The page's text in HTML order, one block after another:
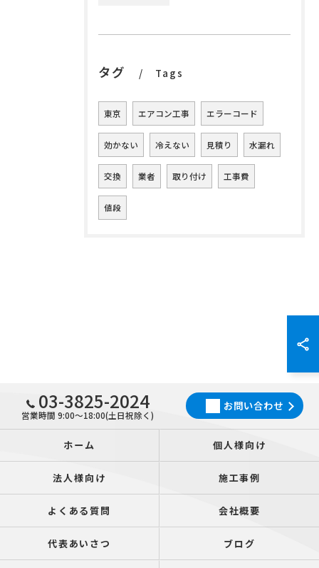
タグ Tags
東京 エアコン工事 エラーコード
効かない 冷えない 見積り 水漏れ
交換 業者 取り付け 工事費
値段
03-3825-2024
営業時間 9:00～18:00(土日祝除く)
お問い合わせ
ホーム 個人様向け
法人様向け 施工事例
よくある質問 会社概要
代表あいさつ ブログ